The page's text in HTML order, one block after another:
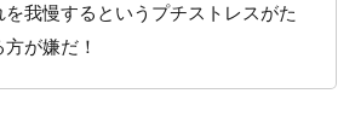
を我慢するというプチストレスがた
方が嫌だ！